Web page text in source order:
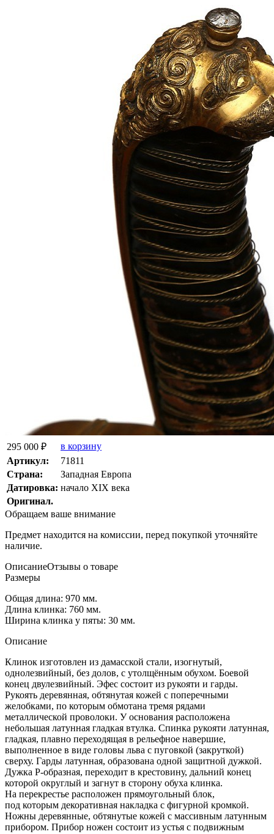
295 000 ₽
в корзину
Артикул:
71811
Страна:
Западная Европа
Датировка: начало XIX века
Оригинал.
Обращаем ваше внимание
Предмет находится на комиссии, перед покупкой уточняйте
наличие.
ОписаниеОтзывы о товаре
Размеры
Общая длина: 970 мм.
Длина клинка: 760 мм.
Ширина клинка у пяты: 30 мм.
Описание
Клинок изготовлен из дамасской стали, изогнутый,
однолезвийный, без долов, с утолщённым обухом. Боевой
конец двулезвийный. Эфес состоит из рукояти и гарды.
Рукоять деревянная, обтянутая кожей с поперечными
желобками, по которым обмотана тремя рядами
металлической проволоки. У основания расположена
небольшая латунная гладкая втулка. Спинка рукояти латунная,
гладкая, плавно переходящая в рельефное навершие,
выполненное в виде головы льва с пуговкой (закруткой)
сверху. Гарды латунная, образована одной защитной дужкой.
Дужка Р-образная, переходит в крестовину, дальний конец
которой округлый и загнут в сторону обуха клинка.
На перекрестье расположен прямоугольный блок,
под которым декоративная накладка с фигурной кромкой.
Ножны деревянные, обтянутые кожей с массивным латунным
прибором. Прибор ножен состоит из устья с подвижным